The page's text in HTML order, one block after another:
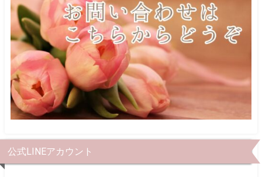
公式LINEアカウント